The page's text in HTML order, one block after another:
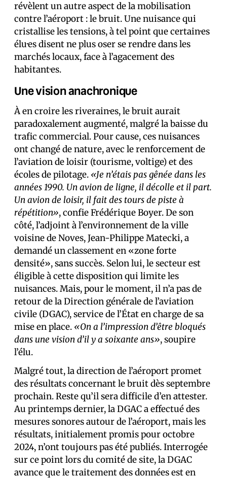
révèlent un autre aspect de la mobilisation
contre l’aéroport : le bruit. Une nuisance qui
cristallise les tensions, à tel point que certain·es
élu·es disent ne plus oser se rendre dans les
marchés locaux, face à l’agacement des
habitant·es.
Une vision anachronique
À en croire les riverain·es, le bruit aurait
paradoxalement augmenté, malgré la baisse du
trafic commercial. Pour cause, ces nuisances
ont changé de nature, avec le renforcement de
l’aviation de loisir (tourisme, voltige) et des
écoles de pilotage. «Je n’étais pas gênée dans les
années 1990. Un avion de ligne, il décolle et il part.
Un avion de loisir, il fait des tours de piste à
répétition», confie Frédérique Boyer. De son
côté, l’adjoint à l’environnement de la ville
voisine de Noves, Jean-Philippe Matecki, a
demandé un classement en «zone forte
densité», sans succès. Selon lui, le secteur est
éligible à cette disposition qui limite les
nuisances. Mais, pour le moment, il n’a pas de
retour de la Direction générale de l’aviation
civile (DGAC), service de l’État en charge de sa
mise en place. «On a l’impression d’être bloqués
dans une vision d’il y a soixante ans», soupire
l’élu.
Malgré tout, la direction de l’aéroport promet
des résultats concernant le bruit dès septembre
prochain. Reste qu’il sera difficile d’en attester.
Au printemps dernier, la DGAC a effectué des
mesures sonores autour de l’aéroport, mais les
résultats, initialement promis pour octobre
2024, n’ont toujours pas été publiés. Interrogée
sur ce point lors du comité de site, la DGAC
avance que le traitement des données est en